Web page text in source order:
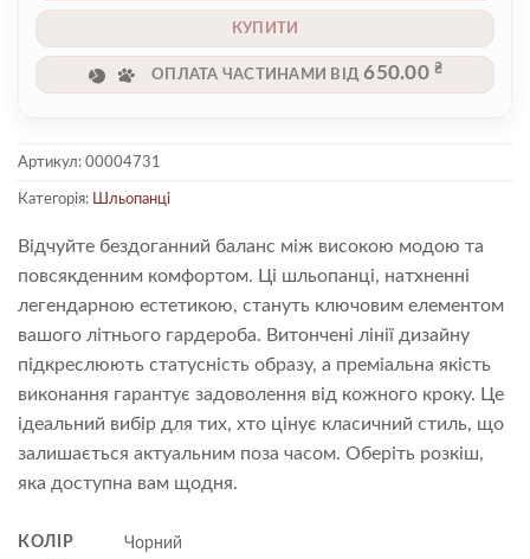
КУПИТИ
ОПЛАТА ЧАСТИНАМИ ВІД650.00₴
Артикул: 00004731
Категорія: Шльопанці
Відчуйте бездоганний баланс між високою модою та
повсякденним комфортом. Ці шльопанці, натхненні
легендарною естетикою, стануть ключовим елементом
вашого літнього гардероба. Витончені лінії дизайну
підкреслюють статусність образу, а преміальна якість
виконання гарантує задоволення від кожного кроку. Це
ідеальний вибір для тих, хто цінує класичний стиль, що
залишається актуальним поза часом. Оберіть розкіш,
яка доступна вам щодня.
КОЛІР
Чорний